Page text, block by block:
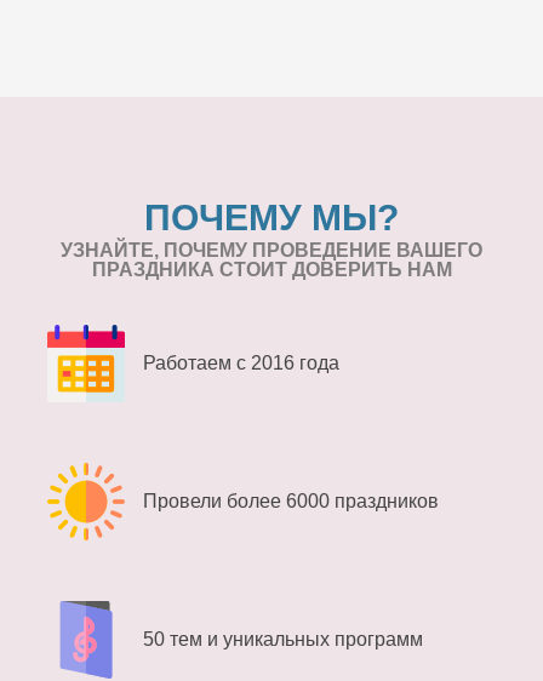
ПОЧЕМУ МЫ?
УЗНАЙТЕ, ПОЧЕМУ ПРОВЕДЕНИЕ ВАШЕГО
ПРАЗДНИКА СТОИТ ДОВЕРИТЬ НАМ
Работаем с 2016 года
Провели более 6000 праздников
50 тем и уникальных программ